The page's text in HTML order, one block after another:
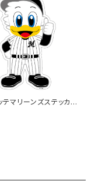
テマリーンズステッカー